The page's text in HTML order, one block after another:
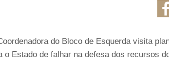
do Bloco de Esquerda visita
o Estado de falhar na defesa dos recursos